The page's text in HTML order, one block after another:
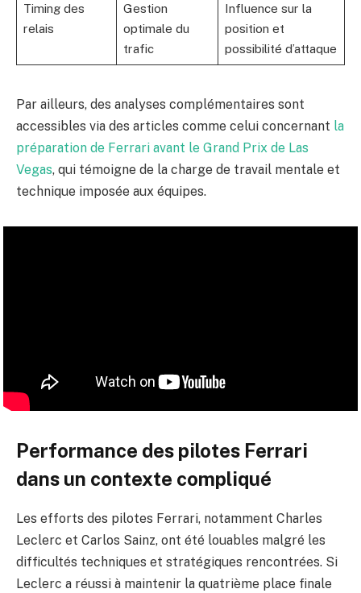
Timing des
relais
Gestion
optimale du
trafic
Influence sur la
position et
possibilité d’attaque
Par ailleurs, des analyses complémentaires sont
accessibles via des articles comme celui concernant la
préparation de Ferrari avant le Grand Prix de Las
Vegas, qui témoigne de la charge de travail mentale et
technique imposée aux équipes.
Performance des pilotes Ferrari
dans un contexte compliqué
Les efforts des pilotes Ferrari, notamment Charles
Leclerc et Carlos Sainz, ont été louables malgré les
difficultés techniques et stratégiques rencontrées. Si
Leclerc a réussi à maintenir la quatrième place finale